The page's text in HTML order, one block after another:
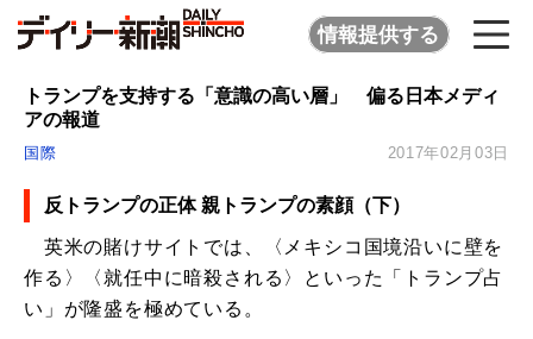
情報提供する
トランプを支持する「意識の高い層」 偏る日本メディ
アの報道
国際 2017年02月03日
反トランプの正体 親トランプの素顔（下）
英米の賭けサイトでは、〈メキシコ国境沿いに壁を
作る〉〈就任中に暗殺される〉といった「トランプ占
い」が隆盛を極めている。